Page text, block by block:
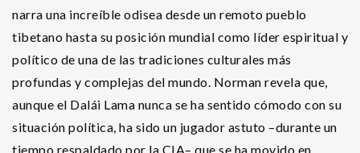
narra una increíble odisea desde un remoto pueblo
tibetano hasta su posición mundial como líder espiritual y
político de una de las tradiciones culturales más
profundas y complejas del mundo. Norman revela que,
aunque el Dalái Lama nunca se ha sentido cómodo con su
situación política, ha sido un jugador astuto –durante un
tiempo respaldado por la CIA– que se ha movido en